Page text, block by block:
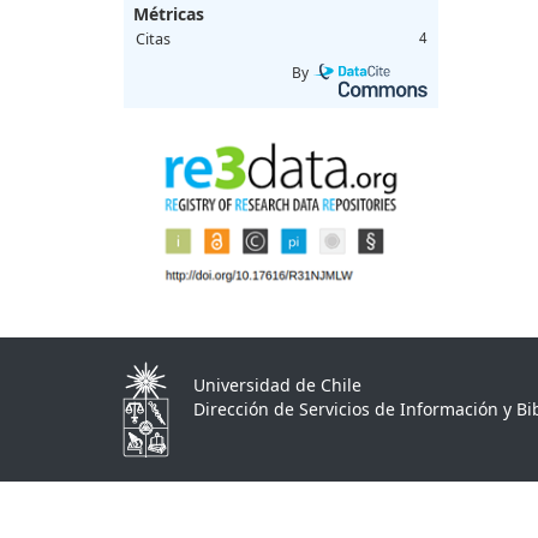
Métricas
Citas 4
By
Universidad de Chile
Dirección de Servicios de Información y